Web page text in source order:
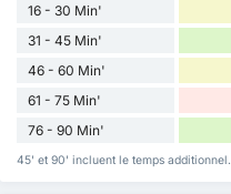
16 - 30 Min'
31 - 45 Min'
46 - 60 Min'
61 - 75 Min'
76 - 90 Min'
45' et 90' incluent le temps additionnel.